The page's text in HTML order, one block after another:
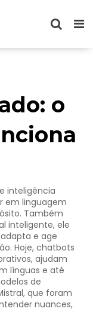
o
inteligência
em linguagem
. Também
inteligente, ele
e age
Hoje, chatbots
ajudam
línguas e até
de
que foram
nuances,